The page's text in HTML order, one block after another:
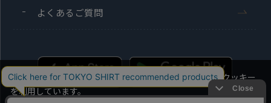
よくあるご質問
当社のウェブサイトでは、お客様の利便性向上のためにクッキー
を利用しています。